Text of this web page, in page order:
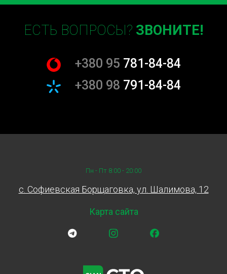
ЕСТЬ ВОПРОСЫ? ЗВОНИТЕ!
+380 95 781-84-84
+380 98 791-84-84
Пн - Пт 8:00 - 20:00
c. Софиевская Борщаговка, ул. Шалимова, 12
Карта сайта